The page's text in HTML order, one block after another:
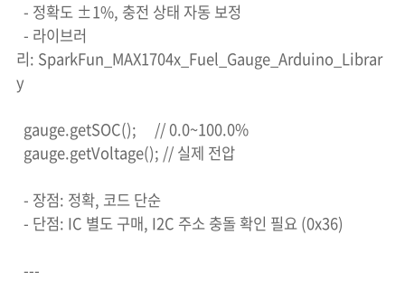
- 정확도 ±1%, 충전 상태 자동 보정
- 라이브러
리: SparkFun_MAX1704x_Fuel_Gauge_Arduino_Librar
y
gauge.getSOC(); // 0.0~100.0%
gauge.getVoltage(); // 실제 전압
- 장점: 정확, 코드 단순
- 단점: IC 별도 구매, I2C 주소 충돌 확인 필요 (0x36)
---